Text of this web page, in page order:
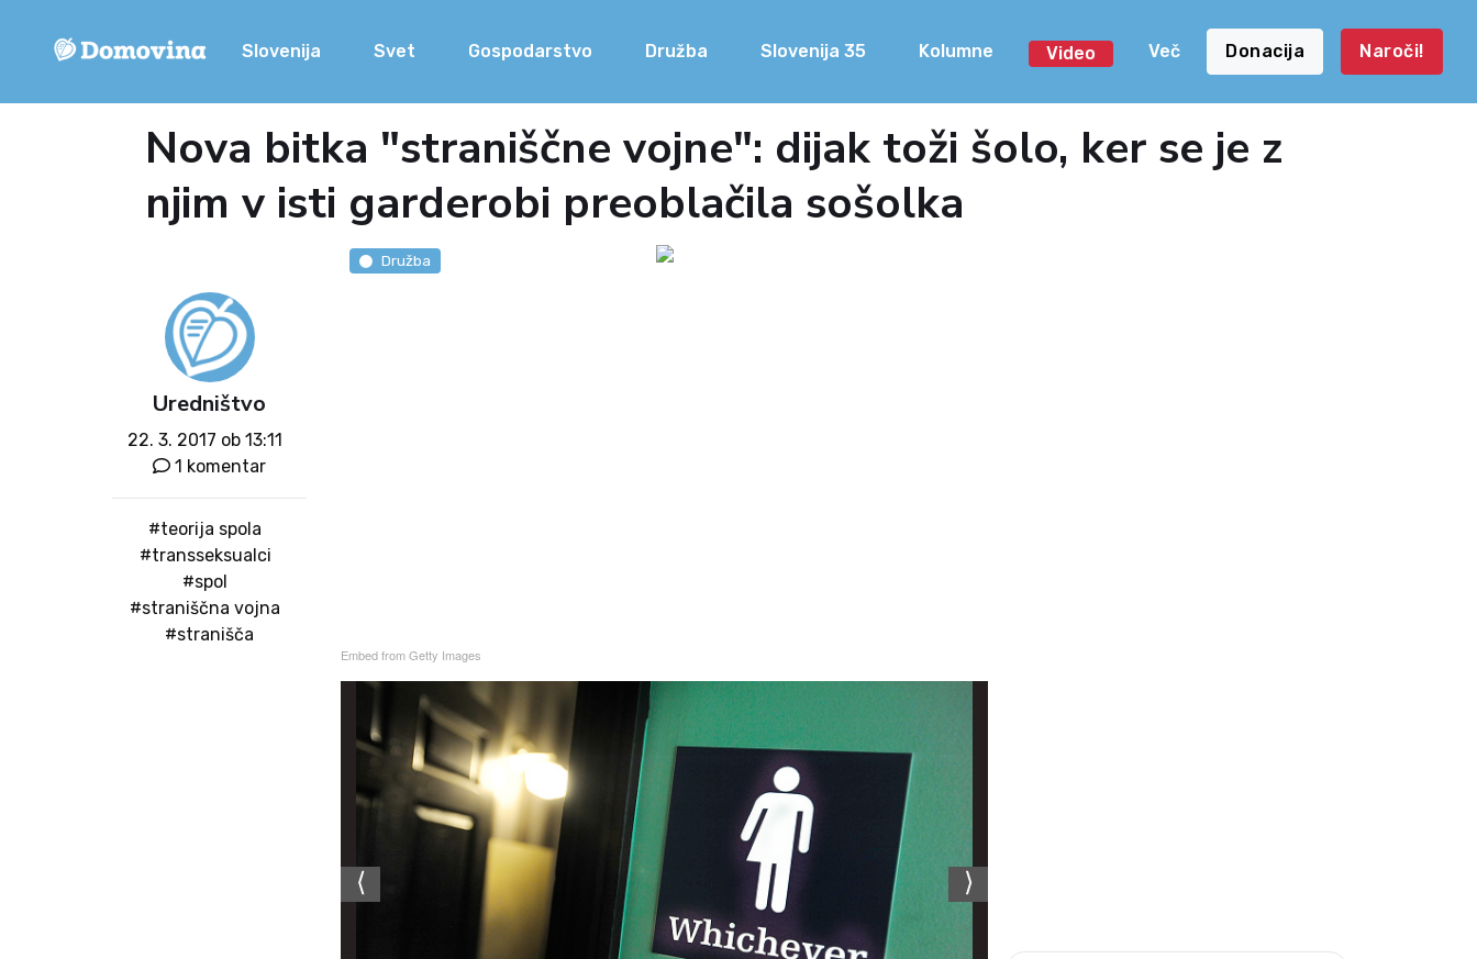
Slovenija Svet Gospodarstvo Družba Slovenija 35 Kolumne Video Več Donacija Naroči!
Nova bitka "straniščne vojne": dijak toži šolo, ker se je z
njim v isti garderobi preoblačila sošolka
Uredništvo
22. 3. 2017 ob 13:11
1 komentar
#teorija spola
#transseksualci
#spol
#straniščna vojna
#stranišča
Družba
Embed from Getty Images